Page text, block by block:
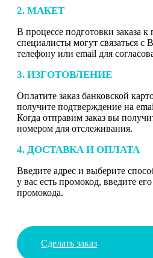
2. МАКЕТ
В процессе подготовки заказа
специалисты могут связаться с
телефону или email для
3. ИЗГОТОВЛЕНИЕ
Оплатите заказ банковской
получите подтверждение на
Когда отправим заказ вы
номером для отслеживания.
4. ДОСТАВКА И ОПЛАТА
Введите адрес и выберите
у вас есть промокод, введите
промокода.
Сделать заказ